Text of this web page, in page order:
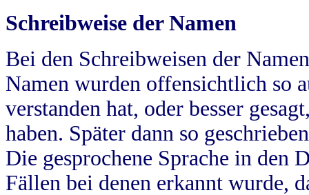
Schreibweise der Namen
Bei den Schreibweisen der
Namen wurden offensichtlich so
verstanden hat, oder besser
haben. Später dann so
Die gesprochene Sprache in
Fällen bei denen erkannt wurde,